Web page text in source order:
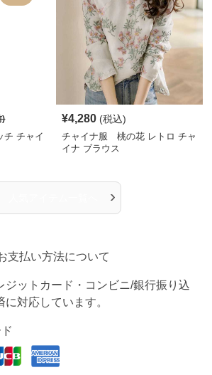
)
チ チャイ
¥4,280 (税込)
チャイナ服 桃の花 レトロ チャ
イナ ブラウス
›
支払い方法について
ジットカード・コンビニ/銀行振り込
対応しています。